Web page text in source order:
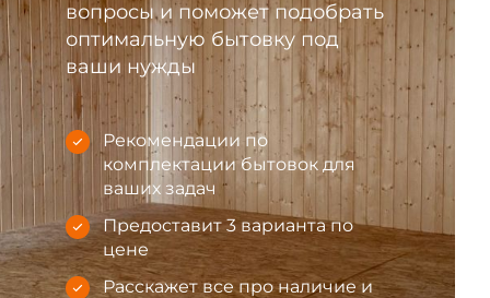
вопросы и поможет подобрать
оптимальную бытовку под
ваши нужды
Рекомендации по
комплектации бытовок для
ваших задач
Предоставит 3 варианта по
цене
Расскажет все про наличие и